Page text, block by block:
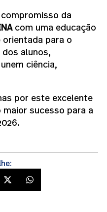
da
com uma educação
para o
alunos,
ciência,
por este excelente
sucesso para a